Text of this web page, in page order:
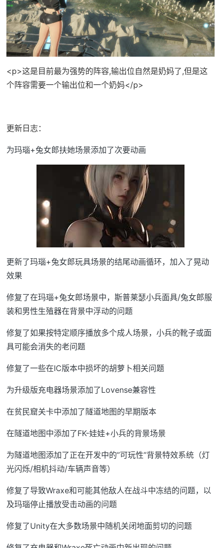
<p>这是目前最为强势的阵容,输出位自然是奶妈了,但是这
个阵容需要一个输出位和一个奶妈</p>
更新日志：
为玛瑙+兔女郎扶她场景添加了次要动画
更新了玛瑙+兔女郎玩具场景的结尾动画循环，加入了晃动
效果
修复了在玛瑙+兔女郎场景中，斯普莱瑟小兵面具/兔女郎服
装和男性生殖器在背景中浮动的问题
修复了如果按特定顺序播放多个成人场景，小兵的靴子或面
具可能会消失的老问题
修复了一些在IC版本中损坏的胡萝卜相关问题
为升级版充电器场景添加了Lovense兼容性
在贫民窟关卡中添加了隧道地图的早期版本
在隧道地图中添加了FK-娃娃+小兵的背景场景
为隧道地图添加了正在开发中的”可玩性”背景特效系统（灯
光闪烁/相机抖动/车辆声音等）
修复了导致Wraxe和可能其他敌人在战斗中冻结的问题，以
及玛瑙停止播放受击动画的问题
修复了Unity在大多数场景中随机关闭地面剪切的问题